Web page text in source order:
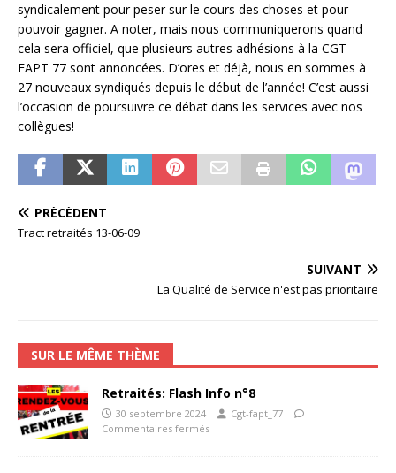
syndicalement pour peser sur le cours des choses et pour
pouvoir gagner. A noter, mais nous communiquerons quand
cela sera officiel, que plusieurs autres adhésions à la CGT
FAPT 77 sont annoncées. D’ores et déjà, nous en sommes à
27 nouveaux syndiqués depuis le début de l’année! C’est aussi
l’occasion de poursuivre ce débat dans les services avec nos
collègues!
PRÉCÉDENT
Tract retraités 13-06-09
SUIVANT
La Qualité de Service n'est pas prioritaire
SUR LE MÊME THÈME
Retraités: Flash Info n°8
30 septembre 2024
Cgt-fapt_77
Commentaires fermés